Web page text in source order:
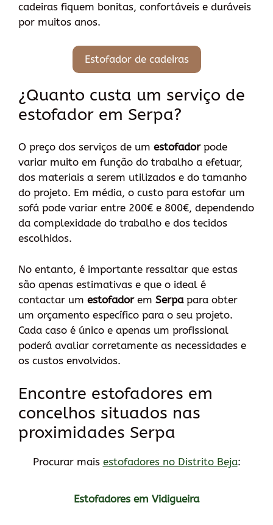
cadeiras fiquem bonitas, confortáveis e duráveis
por muitos anos.
Estofador de cadeiras
¿Quanto custa um serviço de
estofador em Serpa?
O preço dos serviços de um estofadorpode
variar muito em função do trabalho a efetuar,
dos materiais a serem utilizados e do tamanho
do projeto. Em média, o custo para estofar um
sofá pode variar entre 200€ e 800€, dependendo
da complexidade do trabalho e dos tecidos
escolhidos.
No entanto, é importante ressaltar que estas
são apenas estimativas e que o ideal é
contactar um estofadorem Serpapara obter
um orçamento específico para o seu projeto.
Cada caso é único e apenas um profissional
poderá avaliar corretamente as necessidades e
os custos envolvidos.
Encontre estofadores em
concelhos situados nas
proximidades Serpa
Procurar mais estofadores no Distrito Beja:
Estofadores em Vidigueira